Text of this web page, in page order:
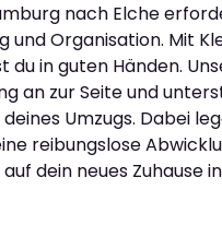
nach Elche
und Organisation. Mit
du in guten Händen.
an zur Seite und
Umzugs. Dabei
reibungslose
dein neues Zuhause